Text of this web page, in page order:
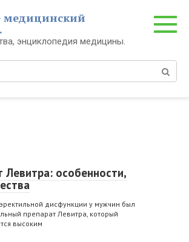
медицинский
энциклопедия медицины.
Левитра: особенности,
дисфункции у мужчин был
препарат Левитра, который
высоким